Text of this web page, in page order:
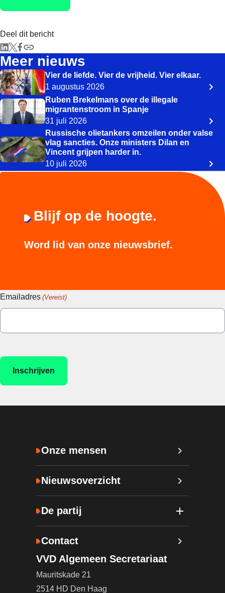
Deel dit bericht
Meer nieuws
Vier de liefde. Vier de vrijheid. Vier elkaar.
1 augustus 2026
Ruben Brekelmans over de illegale
migrantenstroom in Spanje
31 juli 2026
Russische olietankers omzeilen onder valse
vlag sancties. Onze ministers Dilan en
Vincent grijpen harder in.
10 juli 2026
Blijf op de hoogte.
Word lid van onze nieuwsbrief.
Emailadres (Vereist)
Onze mensen
Nieuwsoverzicht
De partij
Contact
VVD Algemeen Secretariaat
Mauritskade 21
2514 HD Den Haag